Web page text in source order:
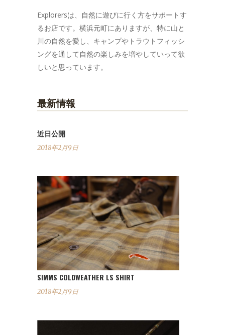
Explorersは、自然に遊びに行く方をサポートす
るお店です。横浜元町にありますが、特に山と
川の自然を愛し、キャンプやトラウトフィッシ
ングを通して自然の楽しみを増やしていって欲
しいと思っています。
最新情報
近日公開
2018年2月9日
SIMMS COLDWEATHER LS SHIRT
2018年2月9日